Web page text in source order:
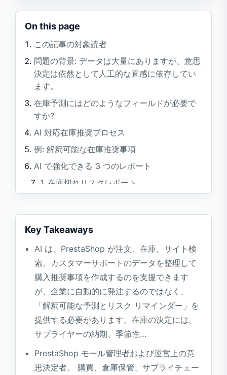
On this page
この記事の対象読者
問題の背景: データは大量にありますが、意思
決定は依然として人工的な直感に依存してい
ます。
在庫予測にはどのようなフィールドが必要で
すか?
AI 対応在庫推奨プロセス
例: 解釈可能な在庫推奨事項
AI で強化できる 3 つのレポート
1. 在庫切れリスクレポート
3. 返品およびカスタマーサポート関連のレ
ポート
自動化すべきではない意思決定
よくある質問
AI 予測は手動予測よりも必ずしも正確です
か?
在庫分析では顧客の個人情報をモデルに送
信する必要がありますか?
AI 在庫推奨の有効性を測定するにはどうす
ればよいですか?
参考資料
Key Takeaways
AI は、PrestaShop が注文、在庫、サイト検
索、カスタマーサポートのデータを整理して
購入推奨事項を作成するのを支援できます
が、企業に自動的に発注するのではなく、
「解釈可能な予測とリスク リマインダー」を
提供する必要があります。在庫の決定には、
サプライヤーの納期、季節性…
PrestaShop モール管理者および運営上の意
思決定者。 購買、倉庫保管、サプライチェー